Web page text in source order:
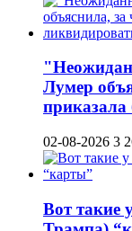
Лумер
02-08-2026 3
Вот такие